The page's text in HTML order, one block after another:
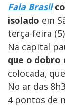
Fala Brasil
isolado em
terça-feira
Na capital
que o dobro
colocada,
No ar das
4 pontos de